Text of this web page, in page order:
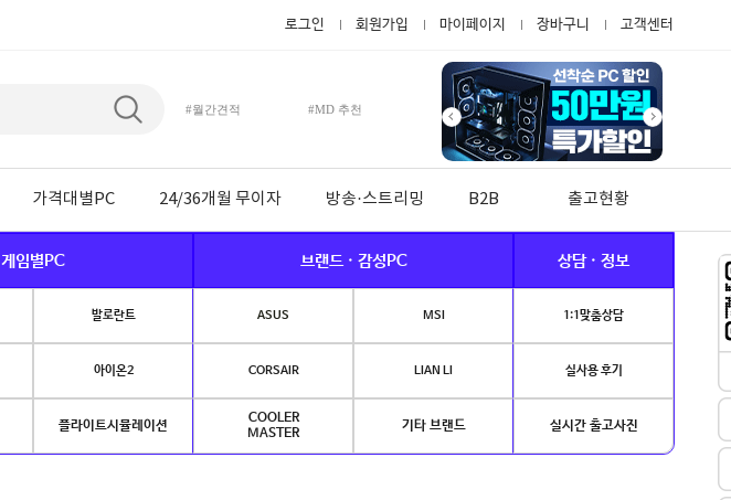
로그인 회원가입 마이페이지 장바구니 고객센터
#월간견적 #MD 추천
가격대별PC 24/36개월 무이자 방송·스트리밍 B2B 출고현황
게임별PC 브랜드 · 감성PC 상담 · 정보
발로란트 ASUS MSI 1:1맞춤상담
아이온2 CORSAIR LIAN LI 실사용 후기
플라이트시뮬레이션
COOLER
MASTER
기타 브랜드 실시간 출고사진